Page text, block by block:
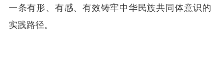
一条有形、有感、有效铸牢中华民族共同体意识的
实践路径。